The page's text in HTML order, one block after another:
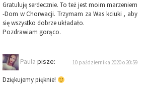
Gratuluję serdecznie. To też jest moim marzeniem
-Dom w Chorwacji. Trzymam za Was kciuki , aby
się wszystko dobrze układało.
Pozdrawiam gorąco.
Paula pisze: 10 października 2020 o 20:59
Dziękujemy pięknie!